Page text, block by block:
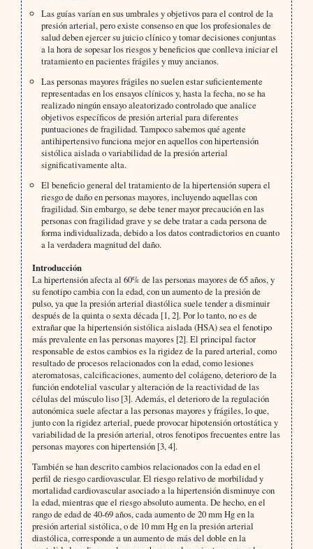
Las guías varían en sus umbrales y objetivos para el control de la
presión arterial, pero existe consenso en que los profesionales de
salud deben ejercer su juicio clínico y tomar decisiones conjuntas
a la hora de sopesar los riesgos y beneficios que conlleva iniciar el
tratamiento en pacientes frágiles y muy ancianos.
Las personas mayores frágiles no suelen estar suficientemente
representadas en los ensayos clínicos y, hasta la fecha, no se ha
realizado ningún ensayo aleatorizado controlado que analice
objetivos específicos de presión arterial para diferentes
puntuaciones de fragilidad. Tampoco sabemos qué agente
antihipertensivo funciona mejor en aquellos con hipertensión
sistólica aislada o variabilidad de la presión arterial
significativamente alta.
El beneficio general del tratamiento de la hipertensión supera el
riesgo de daño en personas mayores, incluyendo aquellas con
fragilidad. Sin embargo, se debe tener mayor precaución en las
personas con fragilidad grave y se debe tratar a cada persona de
forma individualizada, debido a los datos contradictorios en cuanto
a la verdadera magnitud del daño.
Introducción
La hipertensión afecta al 60% de las personas mayores de 65 años, y
su fenotipo cambia con la edad, con un aumento de la presión de
pulso, ya que la presión arterial diastólica suele tender a disminuir
después de la quinta o sexta década [1, 2]. Por lo tanto, no es de
extrañar que la hipertensión sistólica aislada (HSA) sea el fenotipo
más prevalente en las personas mayores [2]. El principal factor
responsable de estos cambios es la rigidez de la pared arterial, como
resultado de procesos relacionados con la edad, como lesiones
ateromatosas, calcificaciones, aumento del colágeno, deterioro de la
función endotelial vascular y alteración de la reactividad de las
células del músculo liso [3]. Además, el deterioro de la regulación
autonómica suele afectar a las personas mayores y frágiles, lo que,
junto con la rigidez arterial, puede provocar hipotensión ortostática y
variabilidad de la presión arterial, otros fenotipos frecuentes entre las
personas mayores con hipertensión [3, 4].
También se han descrito cambios relacionados con la edad en el
perfil de riesgo cardiovascular. El riesgo relativo de morbilidad y
mortalidad cardiovascular asociado a la hipertensión disminuye con
la edad, mientras que el riesgo absoluto aumenta. De hecho, en el
rango de edad de 40-69 años, cada aumento de 20 mm Hg en la
presión arterial sistólica, o de 10 mm Hg en la presión arterial
diastólica, corresponde a un aumento de más del doble en la